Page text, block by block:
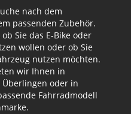
nach dem
passenden Zubehör.
Sie das E-Bike oder
wollen oder ob Sie
nutzen möchten.
wir Ihnen in
oder in
Fahrradmodell